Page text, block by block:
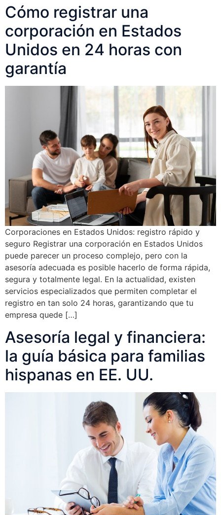
Cómo registrar una
corporación en Estados
Unidos en 24 horas con
garantía
Corporaciones en Estados Unidos: registro rápido y
seguro Registrar una corporación en Estados Unidos
puede parecer un proceso complejo, pero con la
asesoría adecuada es posible hacerlo de forma rápida,
segura y totalmente legal. En la actualidad, existen
servicios especializados que permiten completar el
registro en tan solo 24 horas, garantizando que tu
empresa quede […]
Asesoría legal y financiera:
la guía básica para familias
hispanas en EE. UU.